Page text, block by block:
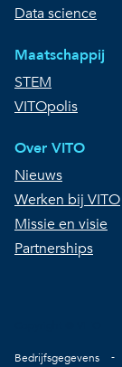
Data science
Maatschappij
STEM
VITOpolis
Over VITO
Nieuws
Werken bij VITO
Missie en visie
Partnerships
Voet
Bedrijfsgegevens